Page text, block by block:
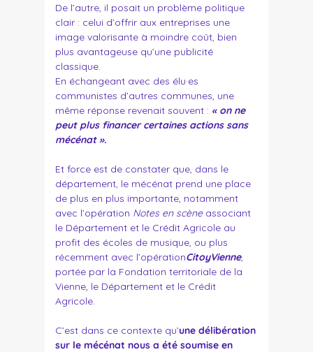
De l’autre, il posait un problème politique
clair : celui d’offrir aux entreprises une
image valorisante à moindre coût, bien
plus avantageuse qu’une publicité
classique.
En échangeant avec des élu·es
communistes d’autres communes, une
même réponse revenait souvent : « on ne
peut plus financer certaines actions sans
mécénat ».
Et force est de constater que, dans le
département, le mécénat prend une place
de plus en plus importante, notamment
avec l’opération Notes en scèneassociant
le Département et le Crédit Agricole au
profit des écoles de musique, ou plus
récemment avec l’opérationCitoyVienne,
portée par la Fondation territoriale de la
Vienne, le Département et le Crédit
Agricole.
C’est dans ce contexte qu’une délibération
sur le mécénat nous a été soumise en